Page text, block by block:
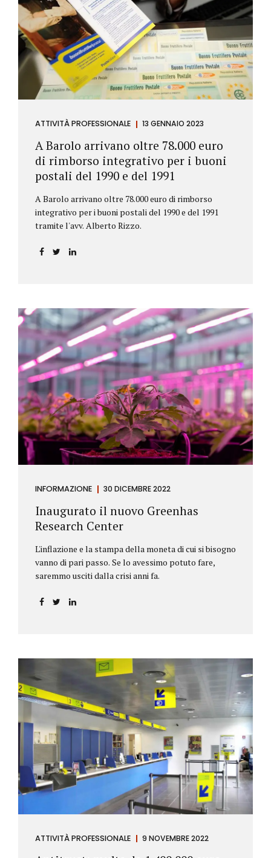
ATTIVITÀ PROFESSIONALE 13 GENNAIO 2023
A Barolo arrivano oltre 78.000 euro
di rimborso integrativo per i buoni
postali del 1990 e del 1991
A Barolo arrivano oltre 78.000 euro di rimborso
integrativo per i buoni postali del 1990 e del 1991
tramite l'avv. Alberto Rizzo.
INFORMAZIONE 30 DICEMBRE 2022
Inaugurato il nuovo Greenhas
Research Center
L'inflazione e la stampa della moneta di cui si bisogno
vanno di pari passo. Se lo avessimo potuto fare,
saremmo usciti dalla crisi anni fa.
ATTIVITÀ PROFESSIONALE 9 NOVEMBRE 2022